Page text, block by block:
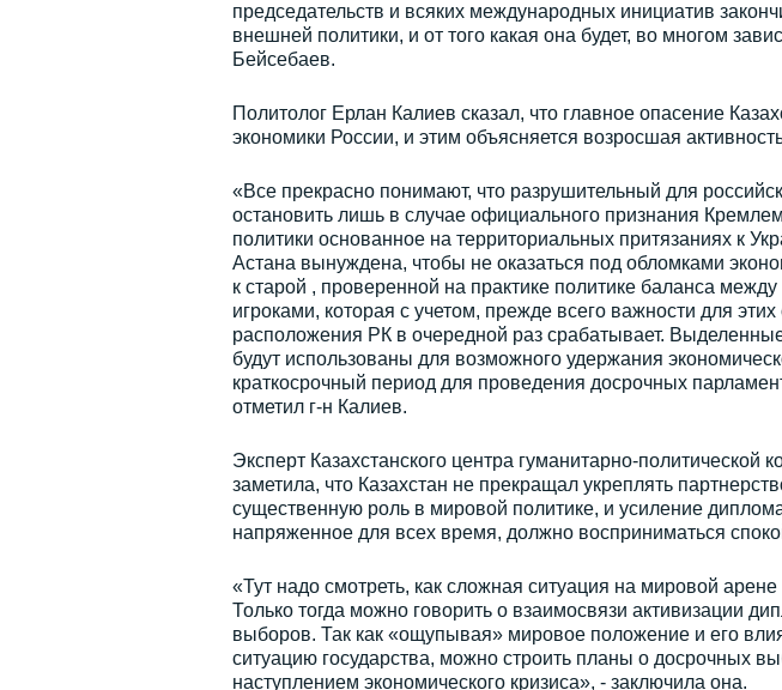
председательств и всяких международных инициатив
внешней политики, и от того какая она будет, во многом
Бейсебаев.
Политолог Ерлан Калиев сказал, что главное опасение
экономики России, и этим объясняется возросшая
«Все прекрасно понимают, что разрушительный для
остановить лишь в случае официального признания
политики основанное на территориальных притязаниях к
Астана вынуждена, чтобы не оказаться под обломками
к старой , проверенной на практике политике баланса
игроками, которая с учетом, прежде всего важности для этих
расположения РК в очередной раз срабатывает.
будут использованы для возможного удержания
краткосрочный период для проведения досрочных
отметил г-н Калиев.
Эксперт Казахстанского центра гуманитарно-
заметила, что Казахстан не прекращал укреплять
существенную роль в мировой политике, и усиление
напряженное для всех время, должно восприниматься
«Тут надо смотреть, как сложная ситуация на мировой арене
Только тогда можно говорить о взаимосвязи активизации
выборов. Так как «ощупывая» мировое положение и его
ситуацию государства, можно строить планы о досрочных
наступлением экономического кризиса», - заключила она.